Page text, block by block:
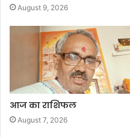
August 9, 2026
आज का राशिफल
August 7, 2026